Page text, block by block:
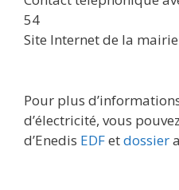
54
Site Internet de la
Pour plus
d’électricité, vous
d’Enedis EDFetdossier